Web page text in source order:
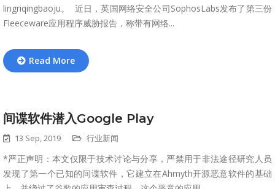
lingriqingbaoju。 近日，英国网络安全公司SophosLabs发布了第三份
Fleeceware应用程序威胁报告，称带有网络...
Read More
间谍软件潜入Google Play
13 Sep, 2019 行业新闻
*严正声明：本文仅限于技术讨论与分享，严禁用于非法途径研究人员
发现了第一个已知的间谍软件，它建立在Ahmyth开源恶意软件的基础